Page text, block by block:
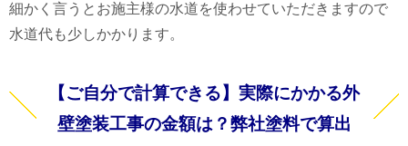
細かく言うとお施主様の水道を使わせていただきますので
水道代も少しかかります。
【ご自分で計算できる】実際にかかる外
壁塗装工事の金額は？弊社塗料で算出